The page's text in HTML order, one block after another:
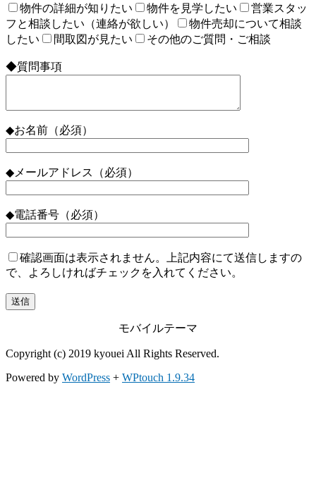
物件の詳細が知りたい
物件を見学したい
営業スタッ
フと相談したい（連絡が欲しい）
物件売却について相談
したい
間取図が見たい その他のご質問・ご相談
◆質問事項
◆お名前（必須）
◆メールアドレス（必須）
◆電話番号（必須）
確認画面は表示されません。上記内容にて送信しますの
で、よろしければチェックを入れてください。
モバイルテーマ
Copyright (c) 2019 kyouei All Rights Reserved.
Powered by WordPress + WPtouch 1.9.34